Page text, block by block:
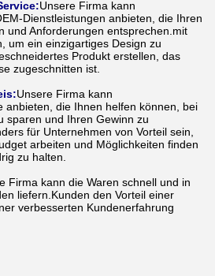
Unsere Firma kann
Dienstleistungen anbieten, die Ihren
und Anforderungen entsprechen.mit
um ein einzigartiges Design zu
Produkt erstellen, das
zugeschnitten ist.
Unsere Firma kann
anbieten, die Ihnen helfen können, bei
sparen und Ihren Gewinn zu
für Unternehmen von Vorteil sein,
arbeiten und Möglichkeiten finden
zu halten.
Firma kann die Waren schnell und in
liefern.Kunden den Vorteil einer
verbesserten Kundenerfahrung